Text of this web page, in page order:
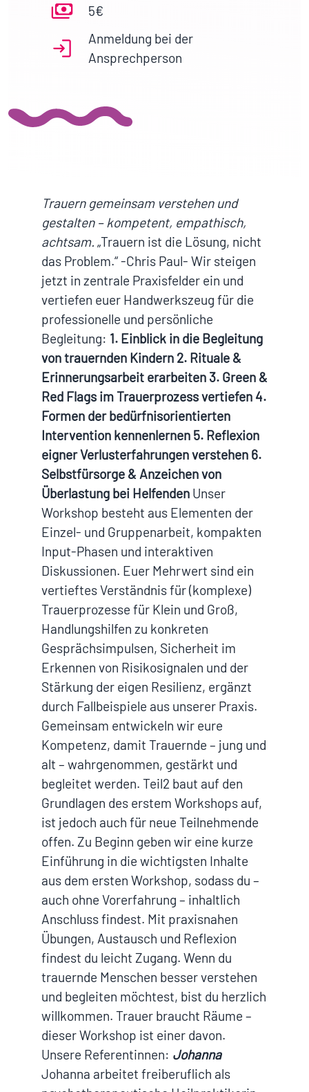
5€
Anmeldung bei der
Ansprechperson
Trauern gemeinsam verstehen und
gestalten – kompetent, empathisch,
achtsam. „Trauern ist die Lösung, nicht
das Problem.“ -Chris Paul- Wir steigen
jetzt in zentrale Praxisfelder ein und
vertiefen euer Handwerkszeug für die
professionelle und persönliche
Begleitung: 1. Einblick in die Begleitung
von trauernden Kindern 2. Rituale &
Erinnerungsarbeit erarbeiten 3. Green &
Red Flags im Trauerprozess vertiefen 4.
Formen der bedürfnisorientierten
Intervention kennenlernen 5. Reflexion
eigner Verlusterfahrungen verstehen 6.
Selbstfürsorge & Anzeichen von
Überlastung bei Helfenden Unser
Workshop besteht aus Elementen der
Einzel- und Gruppenarbeit, kompakten
Input-Phasen und interaktiven
Diskussionen. Euer Mehrwert sind ein
vertieftes Verständnis für (komplexe)
Trauerprozesse für Klein und Groß,
Handlungshilfen zu konkreten
Gesprächsimpulsen, Sicherheit im
Erkennen von Risikosignalen und der
Stärkung der eigen Resilienz, ergänzt
durch Fallbeispiele aus unserer Praxis.
Gemeinsam entwickeln wir eure
Kompetenz, damit Trauernde – jung und
alt – wahrgenommen, gestärkt und
begleitet werden. Teil2 baut auf den
Grundlagen des erstem Workshops auf,
ist jedoch auch für neue Teilnehmende
offen. Zu Beginn geben wir eine kurze
Einführung in die wichtigsten Inhalte
aus dem ersten Workshop, sodass du –
auch ohne Vorerfahrung – inhaltlich
Anschluss findest. Mit praxisnahen
Übungen, Austausch und Reflexion
findest du leicht Zugang. Wenn du
trauernde Menschen besser verstehen
und begleiten möchtest, bist du herzlich
willkommen. Trauer braucht Räume –
dieser Workshop ist einer davon.
Unsere Referentinnen: Johanna
Johanna arbeitet freiberuflich als